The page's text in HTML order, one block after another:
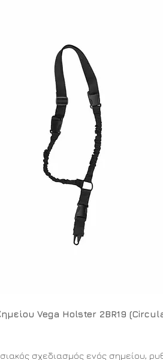
Vega Holster 2BR19
σχεδιασμός ενός σημείου,